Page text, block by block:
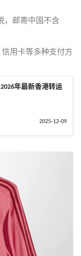
，邮寄中国不含
用卡等多种支付方
年最新香港转运
2025-12-09